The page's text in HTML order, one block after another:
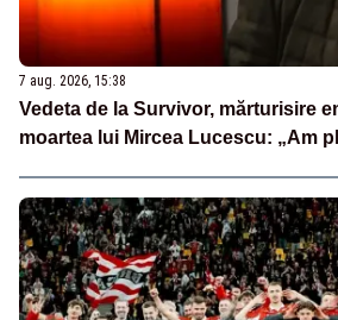
7 aug. 2026, 15:38
Vedeta de la Survivor, mărturisire
moartea lui Mircea Lucescu: „Am